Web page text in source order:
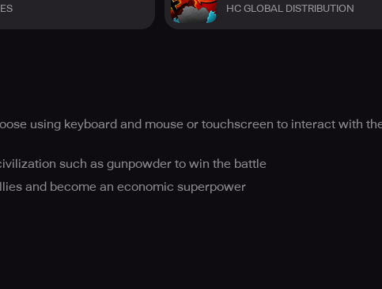
HC GLOBAL DISTRIBUTION
using keyboard and mouse or touchscreen to interact with
such as gunpowder to win the battle
and become an economic superpower